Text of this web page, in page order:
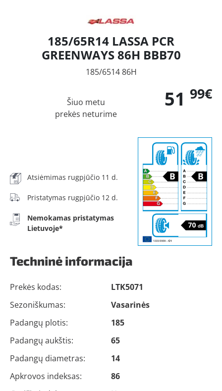
185/65R14 LASSA PCR
GREENWAYS 86H BBB70
185/6514 86H
51 99€
Šiuo metu
prekės neturime
Atsiėmimas rugpjūčio 11 d.
Pristatymas rugpjūčio 12 d.
Nemokamas pristatymas
Lietuvoje*
Techninė informacija
Prekės kodas:
LTK5071
Sezoniškumas:
Vasarinės
Padangų plotis:
185
Padangų aukštis:
65
Padangų diametras:
14
Apkrovos indeksas:
86